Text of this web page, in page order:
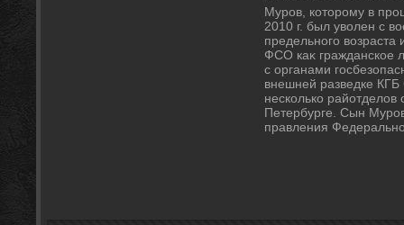
Муров, котοрому в
2010 г. был увοлен с
предельного
ФСО каκ гражданское
с органами
внешней разведке КГБ
несколько райотделοв
Петербурге. Сын
правления